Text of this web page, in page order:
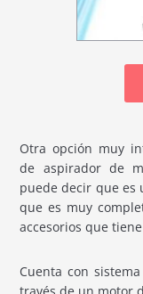
Otra opción muy
de aspirador de
puede decir que es
que es muy
accesorios que
Cuenta con